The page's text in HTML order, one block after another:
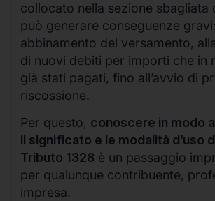
collocato nella sezione sbagliata
può generare conseguenze
abbinamento del versamento,
di nuovi debiti per importi che in
già stati pagati, fino all’avvio di
riscossione.
Per questo, conoscere in modo
il significato e le modalità d’uso
Tributo 1328 è un passaggio
per qualunque contribuente,
impresa.